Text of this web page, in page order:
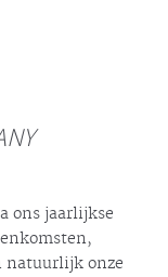
ons jaarlijkse
natuurlijk onze